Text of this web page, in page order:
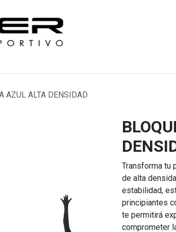
AZUL ALTA DENSIDAD
Transforma tu
de alta
estabilidad,
principiantes
te permitirá
comprometer